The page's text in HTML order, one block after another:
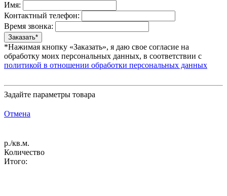
Имя:
Контактный телефон:
Время звонка:
*Нажимая кнопку «Заказать», я даю свое согласие на
обработку моих персональных данных, в соответствии с
политикой в отношении обработки персональных данных
Задайте параметры товара
Отмена
р./кв.м.
Количество
Итого: